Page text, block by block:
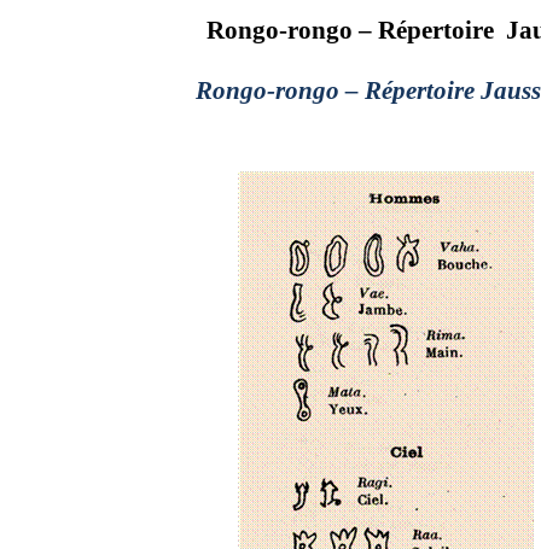
Rongo-rongo – Répertoire
Rongo-rongo – Répertoire